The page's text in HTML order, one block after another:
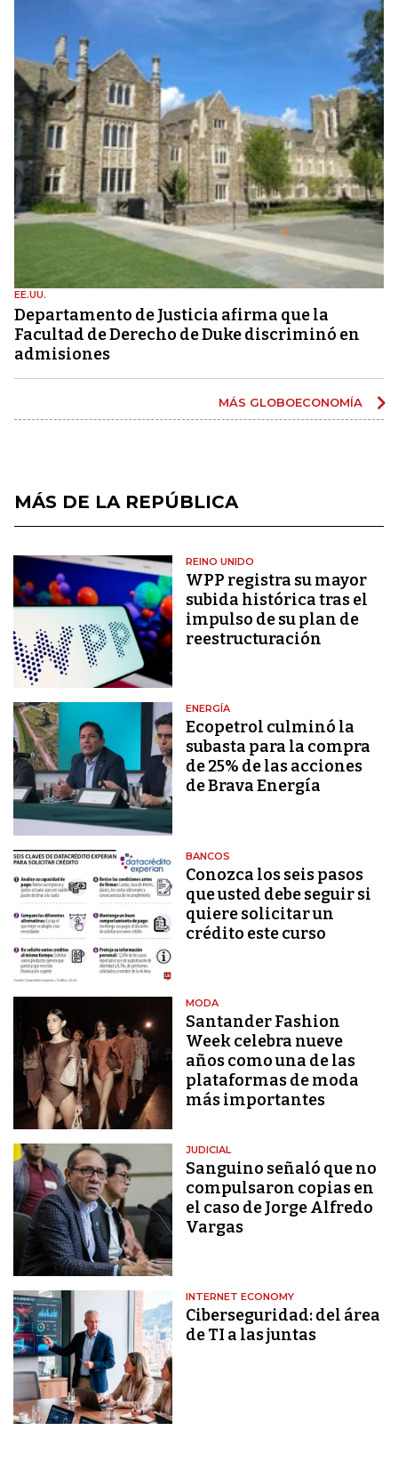
EE.UU.
Departamento de Justicia afirma que la
Facultad de Derecho de Duke discriminó en
admisiones
MÁS GLOBOECONOMÍA
MÁS DE LA REPÚBLICA
REINO UNIDO
WPP registra su mayor
subida histórica tras el
impulso de su plan de
reestructuración
ENERGÍA
Ecopetrol culminó la
subasta para la compra
de 25% de las acciones
de Brava Energía
BANCOS
Conozca los seis pasos
que usted debe seguir si
quiere solicitar un
crédito este curso
MODA
Santander Fashion
Week celebra nueve
años como una de las
plataformas de moda
más importantes
JUDICIAL
Sanguino señaló que no
compulsaron copias en
el caso de Jorge Alfredo
Vargas
INTERNET ECONOMY
Ciberseguridad: del área
de TI a las juntas